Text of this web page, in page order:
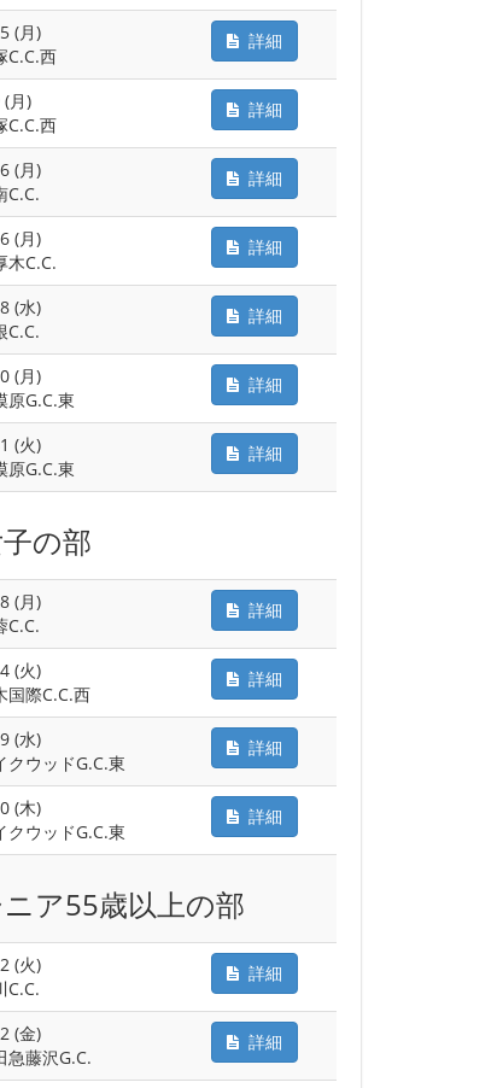
(月)
C.C.西
詳細
月)
C.C.西
詳細
(月)
C.C.
詳細
(月)
木C.C.
詳細
(水)
C.C.
詳細
(月)
原G.C.東
詳細
(火)
原G.C.東
詳細
の部
(月)
C.C.
詳細
(火)
国際C.C.西
詳細
(水)
クウッドG.C.東
詳細
(木)
クウッドG.C.東
詳細
ア55歳以上の部
(火)
C.C.
詳細
(金)
急藤沢G.C.
詳細